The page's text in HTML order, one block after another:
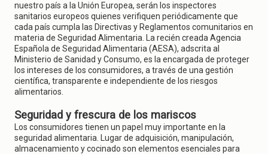
nuestro país a la Unión Europea, serán los inspectores
sanitarios europeos quienes verifiquen periódicamente que
cada país cumpla las Directivas y Reglamentos comunitarios en
materia de Seguridad Alimentaria. La recién creada Agencia
Española de Seguridad Alimentaria (AESA), adscrita al
Ministerio de Sanidad y Consumo, es la encargada de proteger
los intereses de los consumidores, a través de una gestión
científica, transparente e independiente de los riesgos
alimentarios.
Seguridad y frescura de los mariscos
Los consumidores tienen un papel muy importante en la
seguridad alimentaria. Lugar de adquisición, manipulación,
almacenamiento y cocinado son elementos esenciales para